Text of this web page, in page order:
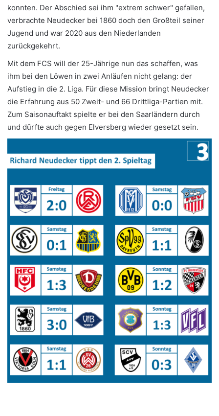
konnten. Der Abschied sei ihm "extrem schwer" gefallen,
verbrachte Neudecker bei 1860 doch den Großteil seiner
Jugend und war 2020 aus den Niederlanden
zurückgekehrt.
Mit dem FCS will der 25-Jährige nun das schaffen, was
ihm bei den Löwen in zwei Anläufen nicht gelang: der
Aufstieg in die 2. Liga. Für diese Mission bringt Neudecker
die Erfahrung aus 50 Zweit- und 66 Drittliga-Partien mit.
Zum Saisonauftakt spielte er bei den Saarländern durch
und dürfte auch gegen Elversberg wieder gesetzt sein.